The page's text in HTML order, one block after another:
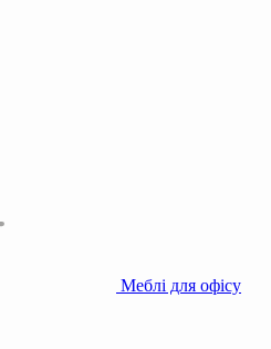
Меблі для офісу